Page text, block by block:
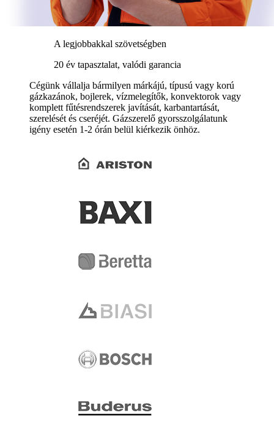
A legjobbakkal szövetségben
20 év tapasztalat, valódi garancia
Cégünk vállalja bármilyen márkájú, típusú vagy korú
gázkazánok, bojlerek, vízmelegítők, konvektorok vagy
komplett fűtésrendszerek javítását, karbantartását,
szerelését és cseréjét. Gázszerelő gyorsszolgálatunk
igény esetén 1-2 órán belül kiérkezik önhöz.